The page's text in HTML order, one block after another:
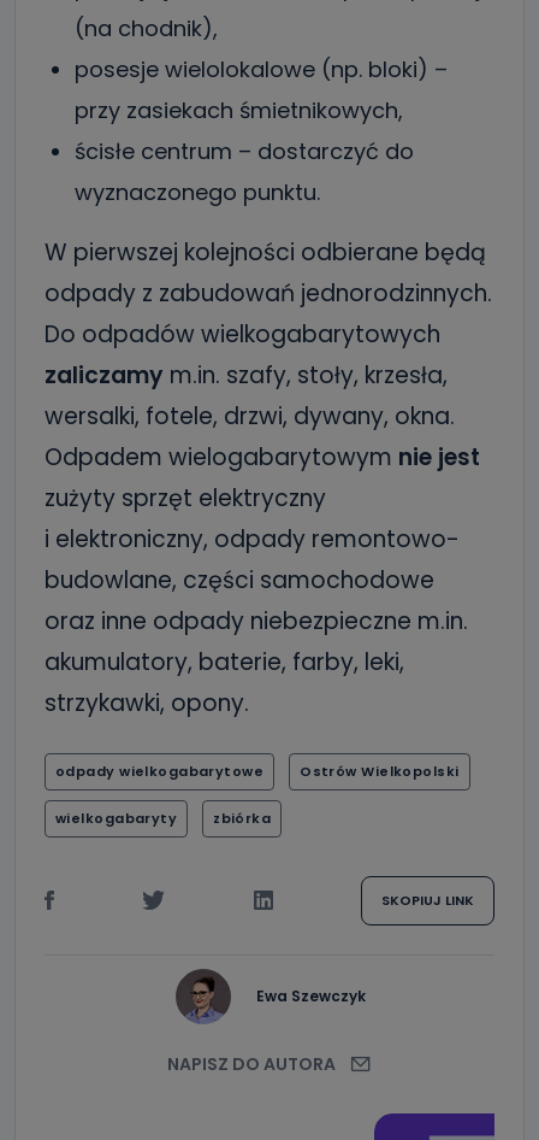
(na chodnik),
posesje wielolokalowe (np. bloki) –
przy zasiekach śmietnikowych,
ścisłe centrum – dostarczyć do
wyznaczonego punktu.
W pierwszej kolejności odbierane będą
odpady z zabudowań jednorodzinnych.
Do odpadów wielkogabarytowych
zaliczamy m.in. szafy, stoły, krzesła,
wersalki, fotele, drzwi, dywany, okna.
Odpadem wielogabarytowym nie jest
zużyty sprzęt elektryczny
i elektroniczny, odpady remontowo-
budowlane, części samochodowe
oraz inne odpady niebezpieczne m.in.
akumulatory, baterie, farby, leki,
strzykawki, opony.
odpady wielkogabarytowe Ostrów Wielkopolski
wielkogabaryty zbiórka
SKOPIUJ LINK
Ewa Szewczyk
NAPISZ DO AUTORA